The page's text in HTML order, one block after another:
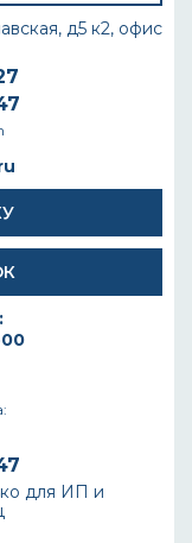
д5 к2, офис
для ИП и